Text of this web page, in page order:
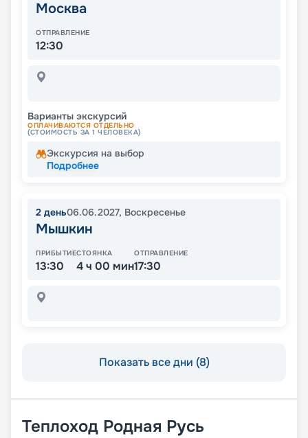
Москва
ОТПРАВЛЕНИЕ
12:30
Варианты экскурсий
ОПЛАЧИВАЮТСЯ ОТДЕЛЬНО
(СТОИМОСТЬ ЗА 1 ЧЕЛОВЕКА)
Экскурсия на выбор
Подробнее
2 день06.06.2027, Воскресенье
Мышкин
ПРИБЫТИЕ
13:30
СТОЯНКА
4 ч 00 мин
ОТПРАВЛЕНИЕ
17:30
Показать все дни (8)
Теплоход Родная Русь